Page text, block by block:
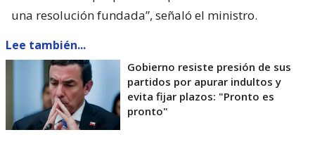
una resolución fundada”, señaló el ministro.
Lee también...
Gobierno resiste presión de sus
partidos por apurar indultos y
evita fijar plazos: "Pronto es
pronto"